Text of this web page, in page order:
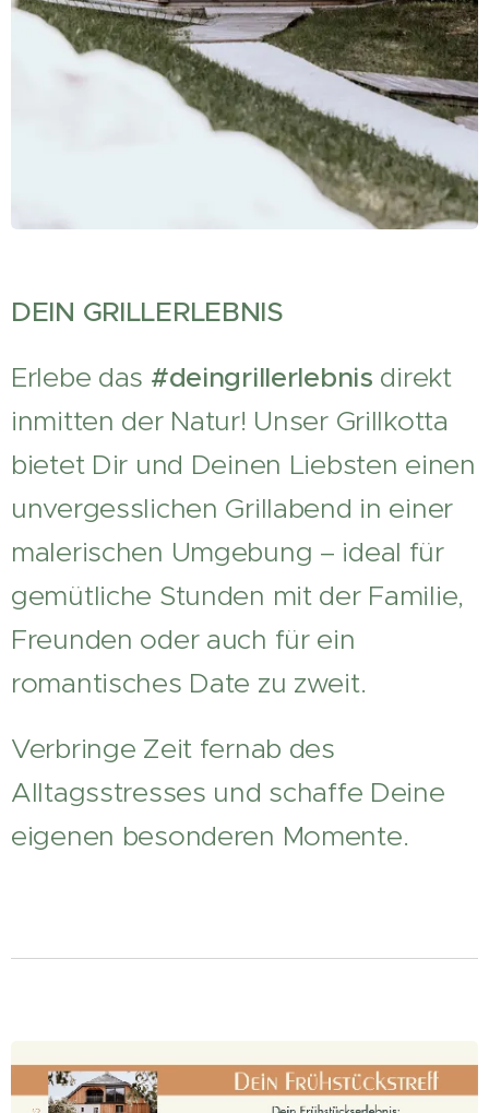
DEIN GRILLERLEBNIS
Erlebe das #deingrillerlebnis direkt
inmitten der Natur! Unser Grillkotta
bietet Dir und Deinen Liebsten einen
unvergesslichen Grillabend in einer
malerischen Umgebung – ideal für
gemütliche Stunden mit der Familie,
Freunden oder auch für ein
romantisches Date zu zweit.
Verbringe Zeit fernab des
Alltagsstresses und schaffe Deine
eigenen besonderen Momente. 🌿